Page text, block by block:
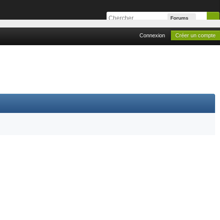
Forums
Connexion Créer un compte